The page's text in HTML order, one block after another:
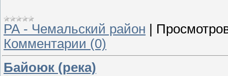
РА - Чемальский район |
Комментарии (0)
Байоюк (река)